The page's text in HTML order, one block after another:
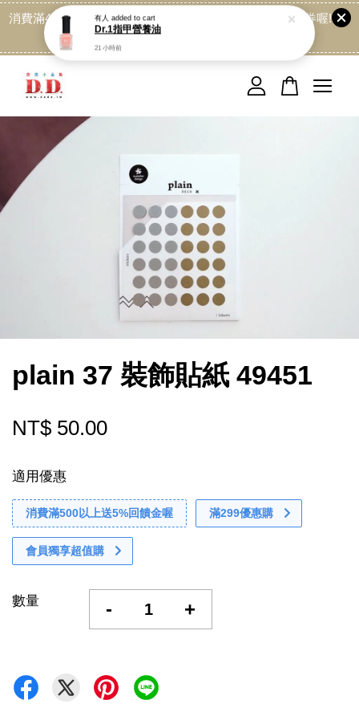
消費滿499免運喔, 記得加LINE:@dede168 領取專屬折扣券喔!
plain 37 裝飾貼紙 49451
NT$ 50.00
適用優惠
消費滿500以上送5%回饋金喔 滿299優惠購
會員獨享超值購
數量 - +
您的購物車目前還是空的。